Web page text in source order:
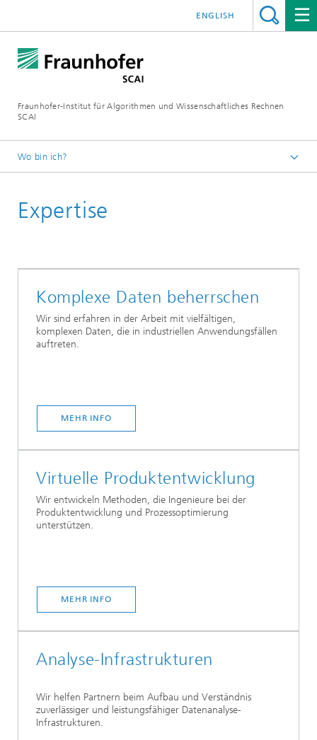
Fraunhofer-Institut für Algorithmen und Wissenschaftliches Rechnen
SCAI
ENGLISH
Wo bin ich?
Geschäftsfelder
Expertise
Komplexe Daten beherrschen
Wir sind erfahren in der Arbeit mit vielfältigen,
komplexen Daten, die in industriellen Anwendungsfällen
auftreten.
MEHR INFO
Virtuelle Produkt­entwicklung
Wir entwickeln Methoden, die Ingenieure bei der
Produktentwicklung und Prozessoptimierung
unterstützen.
MEHR INFO
Analyse-Infrastrukturen
Wir helfen Partnern beim Aufbau und Verständnis
zuverlässiger und leistungsfähiger Datenanalyse-
Infrastrukturen.